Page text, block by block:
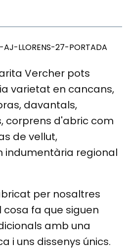
Vercher pots
varietat en cancans,
davantals,
corprens d'abric com
de vellut,
indumentària regional
per nosaltres
cosa fa que siguen
amb una
i uns dissenys únics.